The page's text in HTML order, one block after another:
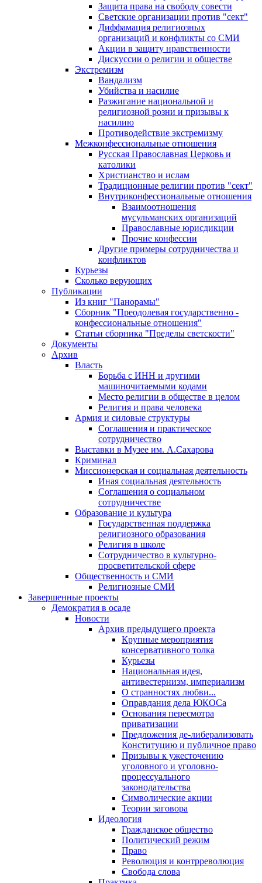
Защита права на свободу совести
Светские организации против "сект"
Диффамация религиозных
организаций и конфликты со СМИ
Акции в защиту нравственности
Дискуссии о религии и обществе
Экстремизм
Вандализм
Убийства и насилие
Разжигание национальной и
религиозной розни и призывы к
насилию
Противодействие экстремизму
Межконфессиональные отношения
Русская Православная Церковь и
католики
Христианство и ислам
Традиционные религии против "сект"
Внутриконфессиональные отношения
Взаимоотношения
мусульманских организаций
Православные юрисдикции
Прочие конфессии
Другие примеры сотрудничества и
конфликтов
Курьезы
Сколько верующих
Публикации
Из книг "Панорамы"
Сборник "Преодолевая государственно -
конфессиональные отношения"
Статьи сборника "Пределы светскости"
Документы
Архив
Власть
Борьба с ИНН и другими
машиночитаемыми кодами
Место религии в обществе в целом
Религия и права человека
Армия и силовые структуры
Соглашения и практическое
сотрудничество
Выставки в Музее им. А.Сахарова
Криминал
Миссионерская и социальная деятельность
Иная социальная деятельность
Соглашения о социальном
сотрудничестве
Образование и культура
Государственная поддержка
религиозного образования
Религия в школе
Сотрудничество в культурно-
просветительской сфере
Общественность и СМИ
Религиозные СМИ
Завершенные проекты
Демократия в осаде
Новости
Архив предыдущего проекта
Крупные мероприятия
консервативного толка
Курьезы
Национальная идея,
антивестернизм, империализм
О странностях любви...
Оправдания дела ЮКОСа
Основания пересмотра
приватизации
Предложения де-либерализовать
Конституцию и публичное право
Призывы к ужесточению
уголовного и уголовно-
процессуального
законодательства
Символические акции
Теории заговора
Идеология
Гражданское общество
Политический режим
Право
Революция и контрреволюция
Свобода слова